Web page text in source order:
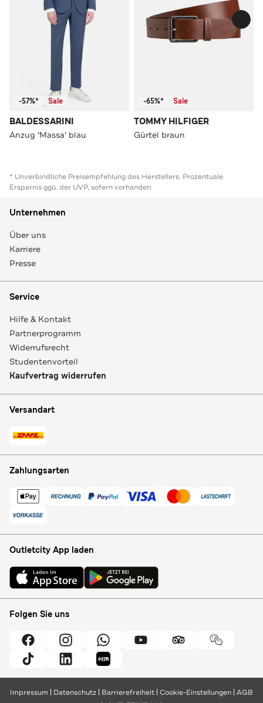
-57%* Sale
BALDESSARINI
Anzug 'Massa' blau
-65%* Sale
TOMMY HILFIGER
Gürtel braun
* Unverbindliche Preisempfehlung des Herstellers. Prozentuale
Ersparnis ggü. der UVP, sofern vorhanden
Unternehmen
Über uns
Karriere
Presse
Service
Hilfe & Kontakt
Partnerprogramm
Widerrufsrecht
Studentenvorteil
Kaufvertrag widerrufen
Versandart
Zahlungsarten
Outletcity App laden
Folgen Sie uns
Impressum Datenschutz Barrierefreiheit Cookie-Einstellungen AGB